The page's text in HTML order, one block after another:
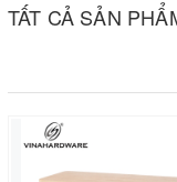
TẤT CẢ SẢN